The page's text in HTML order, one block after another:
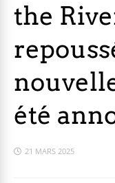
the
été
21 MARS 2025